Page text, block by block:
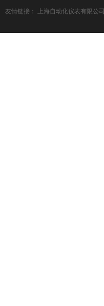
友情链接： 上海自动化仪表有限公司